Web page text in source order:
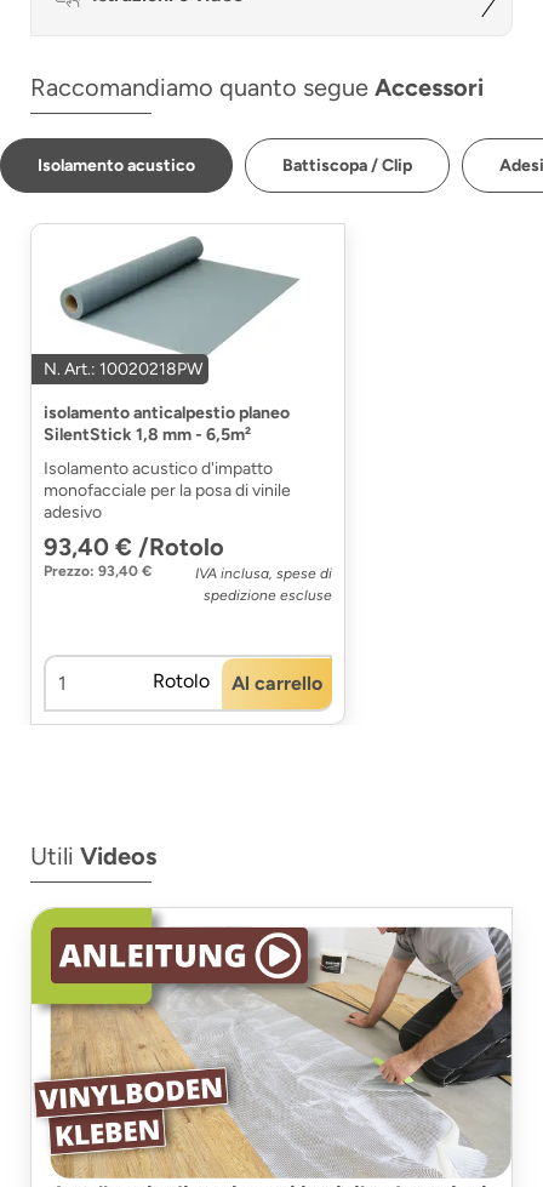
Raccomandiamo quanto segue Accessori
Isolamento acustico Battiscopa / Clip
N. Art.: 10020218PW
isolamento anticalpestio planeo
SilentStick 1,8 mm - 6,5m²
Isolamento acustico d'impatto
monofacciale per la posa di vinile
adesivo
93,40 € /Rotolo
Prezzo: 93,40 €
IVA inclusa, spese di
spedizione escluse
Rotolo Al carrello
Utili Videos